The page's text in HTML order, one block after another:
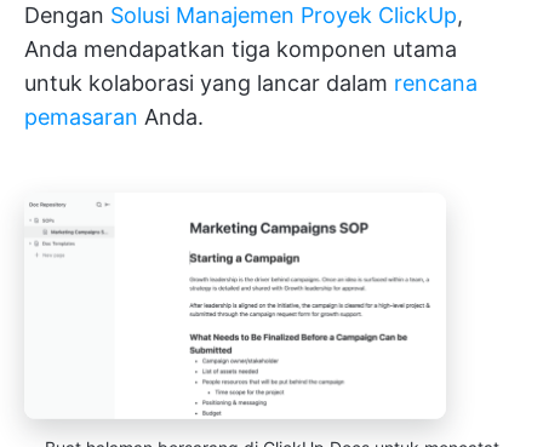
Dengan Solusi Manajemen Proyek ClickUp,
Anda mendapatkan tiga komponen utama
untuk kolaborasi yang lancar dalam rencana
pemasaran Anda.